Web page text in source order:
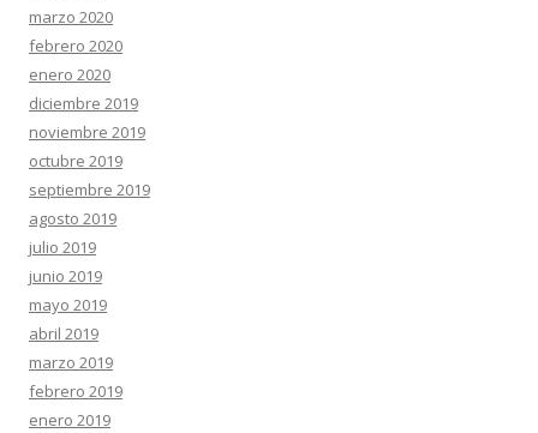
marzo 2020
febrero 2020
enero 2020
diciembre 2019
noviembre 2019
octubre 2019
septiembre 2019
agosto 2019
julio 2019
junio 2019
mayo 2019
abril 2019
marzo 2019
febrero 2019
enero 2019